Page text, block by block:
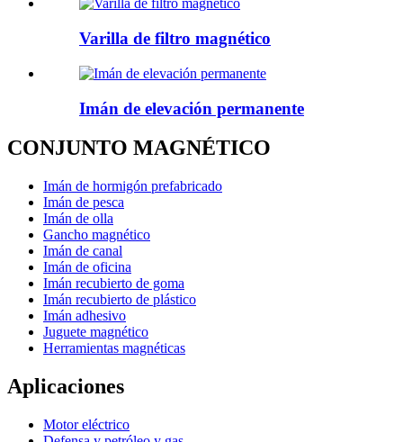
Varilla de filtro magnético
Imán de elevación permanente
CONJUNTO MAGNÉTICO
Imán de hormigón prefabricado
Imán de pesca
Imán de olla
Gancho magnético
Imán de canal
Imán de oficina
Imán recubierto de goma
Imán recubierto de plástico
Imán adhesivo
Juguete magnético
Herramientas magnéticas
Aplicaciones
Motor eléctrico